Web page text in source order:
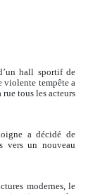
hall sportif de
violente tempête a
tous les acteurs
a décidé de
vers un nouveau
modernes, le